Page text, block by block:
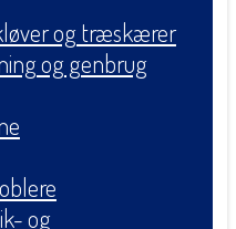
og træskærer
og genbrug
og